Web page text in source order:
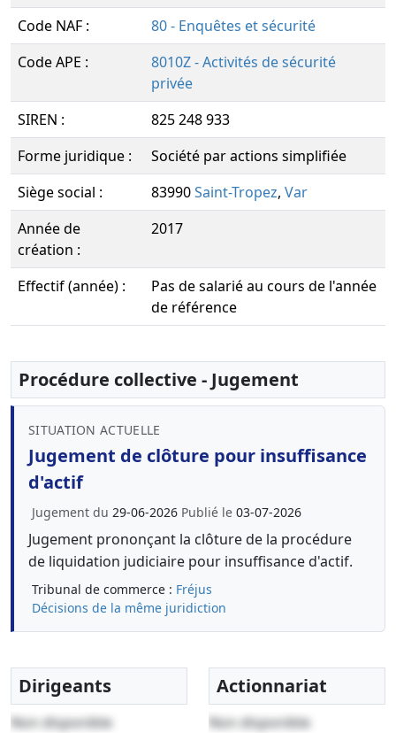
Code NAF :
80 - Enquêtes et sécurité
Code APE :
8010Z - Activités de sécurité
privée
SIREN :
825 248 933
Forme juridique :
Société par actions simplifiée
Siège social :
83990Saint-Tropez, Var
Année de
création :
2017
Effectif (année) :
Pas de salarié au cours de l'année
de référence
Procédure collective - Jugement
SITUATION ACTUELLE
Jugement de clôture pour insuffisance
d'actif
Jugement du 29-06-2026 Publié le 03-07-2026
Jugement prononçant la clôture de la procédure
de liquidation judiciaire pour insuffisance d'actif.
Tribunal de commerce : Fréjus
Décisions de la même juridiction
Dirigeants
Non disponible
Actionnariat
Non disponible